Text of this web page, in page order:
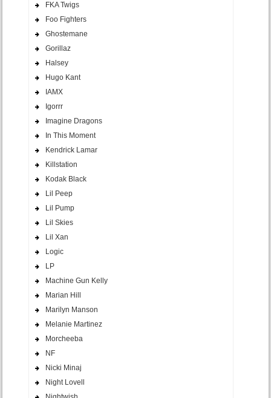
FKA Twigs
Foo Fighters
Ghostemane
Gorillaz
Halsey
Hugo Kant
IAMX
Igorrr
Imagine Dragons
In This Moment
Kendrick Lamar
Killstation
Kodak Black
Lil Peep
Lil Pump
Lil Skies
Lil Xan
Logic
LP
Machine Gun Kelly
Marian Hill
Marilyn Manson
Melanie Martinez
Morcheeba
NF
Nicki Minaj
Night Lovell